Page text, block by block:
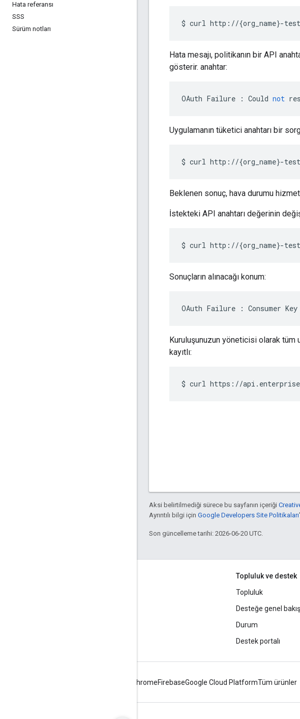
Hata referansı
SSS
Sürüm notları
$ curl http://{org_name}-
Hata mesajı, politikanın bir API
gösterir. anahtar:
OAuth Failure : Could not
Uygulamanın tüketici anahtarı bir
$ curl http://{org_name}-
Beklenen sonuç, hava durumu
İstekteki API anahtarı değerinin
$ curl http://{org_name}-
Sonuçların alınacağı konum:
OAuth Failure : Consumer
Kuruluşunuzun yöneticisi olarak tüm
kayıtlı:
$ curl https://
Aksi belirtilmediği sürece bu sayfanın içeriği
Ayrıntılı bilgi için Google Developers Site Politikaları
Son güncelleme tarihi: 2026-06-20 UTC.
Topluluk ve destek
Topluluk
Desteğe genel bakış
Durum
Destek portalı
ChromeFirebaseGoogle Cloud PlatformTüm ürünler